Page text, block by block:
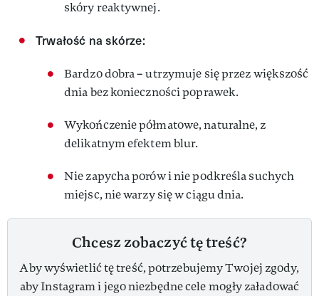
skóry reaktywnej.
Trwałość na skórze:
Bardzo dobra – utrzymuje się przez większość
dnia bez konieczności poprawek.
Wykończenie półmatowe, naturalne, z
delikatnym efektem blur.
Nie zapycha porów i nie podkreśla suchych
miejsc, nie warzy się w ciągu dnia.
Chcesz zobaczyć tę treść?
Aby wyświetlić tę treść, potrzebujemy Twojej zgody,
aby Instagram i jego niezbędne cele mogły załadować